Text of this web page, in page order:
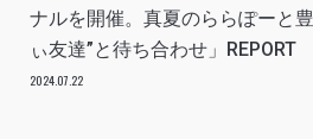
ナルを開催。真夏のららぽーと
ぃ友達”と待ち合わせ」REPORT
2024.07.22